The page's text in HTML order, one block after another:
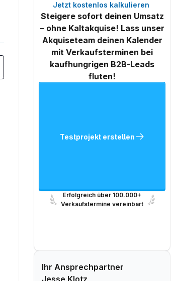
Jetzt kostenlos kalkulieren
Steigere sofort deinen Umsatz
– ohne Kaltakquise! Lass unser
Akquiseteam deinen Kalender
mit Verkaufsterminen bei
kaufhungrigen B2B-Leads
fluten!
Testprojekt erstellen
Erfolgreich über 100.000+
Verkaufstermine vereinbart
Ihr Ansprechpartner
Jesse Klotz